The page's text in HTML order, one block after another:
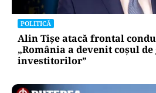
POLITICĂ
Alin Tișe atacă frontal
„România a devenit coșul
investitorilor”